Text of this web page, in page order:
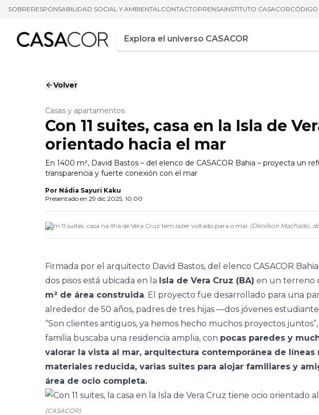
SOBRERESPONSABILIDAD SOCIAL Y AMBIENTALCONTACTOPRENSAINSTITUTO CASACORCÓDIGO
Campo de busca
Ingrese al menos tres caracteres
Volver
Casas y apartamentos
Con 11 suites, casa en la Isla de
orientado hacia el mar
En 1400 m², David Bastos – del elenco de CASACOR Bahia – proyecta un
transparencia y fuerte conexión con el mar
Por Nádia Sayuri Kaku
Presentado en 29 dic 2025, 10:00
Com 11 suítes, casa na Ilha de Vera Cruz tem lazer voltado para o mar (Denilson Machado,
Firmada por el arquitecto David Bastos, del elenco CASACOR Bahia
dos pisos está ubicada en la Isla de Vera Cruz (BA) en un terreno
m² de área construida. El proyecto fue desarrollado para una
alrededor de 50 años, padres de tres hijas —dos jóvenes
“Son clientes antiguos, ya hemos hecho muchos proyectos
familia buscaba una residencia amplia, con pocas paredes y
valorar la vista al mar, arquitectura contemporánea de líneas
materiales reducida, varias suites para alojar familiares y
área de ocio completa.
(CASACOR)